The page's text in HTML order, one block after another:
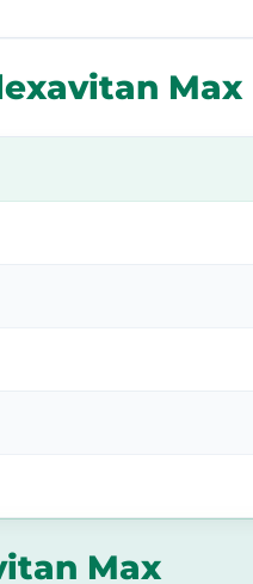
Max
Max